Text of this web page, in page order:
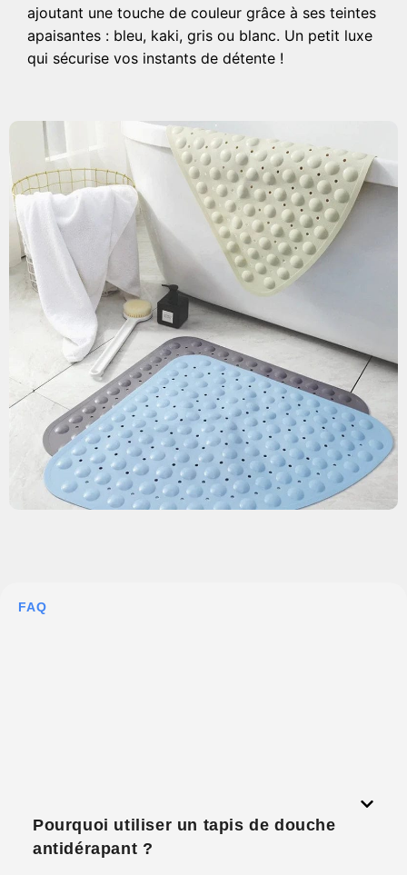
ajoutant une touche de couleur grâce à ses teintes
apaisantes : bleu, kaki, gris ou blanc. Un petit luxe
qui sécurise vos instants de détente !
FAQ
Pourquoi utiliser un tapis de douche
antidérapant ?